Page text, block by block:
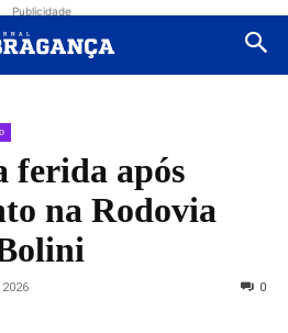
Publicidade
ferida após
na Rodovia
0